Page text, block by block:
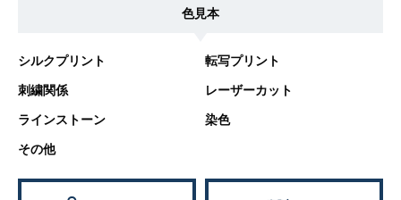
色見本
シルクプリント 転写プリント
刺繍関係 レーザーカット
ラインストーン 染色
その他